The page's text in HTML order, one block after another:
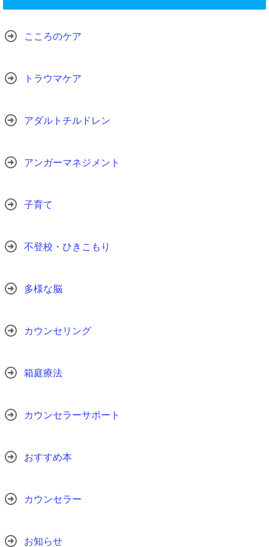
こころのケア
トラウマケア
アダルトチルドレン
アンガーマネジメント
子育て
不登校・ひきこもり
多様な脳
カウンセリング
箱庭療法
カウンセラーサポート
おすすめ本
カウンセラー
お知らせ